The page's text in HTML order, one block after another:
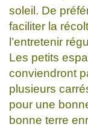
soleil. De
faciliter la
l’entretenir
Les petits
conviendront
plusieurs
pour une
bonne terre